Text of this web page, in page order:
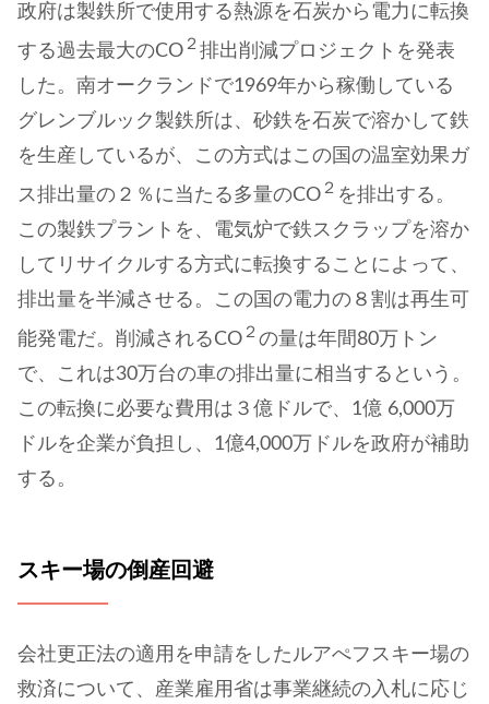
政府は製鉄所で使用する熱源を石炭から電力に転換
する過去最大のCO ２ 排出削減プロジェクトを発表
した。南オークランドで1969年から稼働している
グレンブルック製鉄所は、砂鉄を石炭で溶かして鉄
を生産しているが、この方式はこの国の温室効果ガ
ス排出量の２％に当たる多量のCO ２ を排出する。
この製鉄プラントを、電気炉で鉄スクラップを溶か
してリサイクルする方式に転換することによって、
排出量を半減させる。この国の電力の８割は再生可
能発電だ。削減されるCO ２ の量は年間80万トン
で、これは30万台の車の排出量に相当するという。
この転換に必要な費用は３億ドルで、1億 6,000万
ドルを企業が負担し、1億4,000万ドルを政府が補助
する。
スキー場の倒産回避
会社更正法の適用を申請をしたルアぺフスキー場の
救済について、産業雇用省は事業継続の入札に応じ